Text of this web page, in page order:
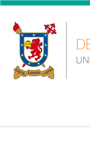
Pasar al contenido